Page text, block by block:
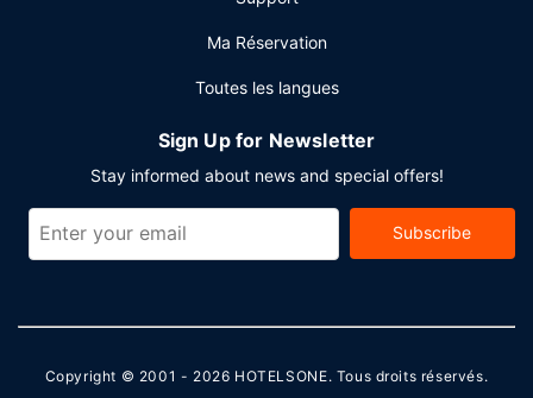
Ma Réservation
Toutes les langues
Sign Up for Newsletter
Stay informed about news and special offers!
Subscribe
Copyright © 2001 - 2026 HOTELSONE. Tous droits réservés.